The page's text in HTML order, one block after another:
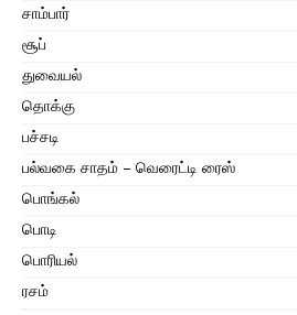
சாம்பார்
சூப்
துவையல்
தொக்கு
பச்சடி
பல்வகை சாதம் – வெரைட்டி ரைஸ்
பொங்கல்
பொடி
பொரியல்
ரசம்